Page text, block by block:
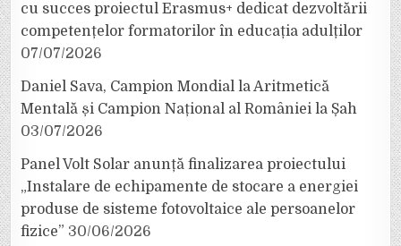
cu succes proiectul Erasmus+ dedicat dezvoltării
competențelor formatorilor în educația adulților
07/07/2026
Daniel Sava, Campion Mondial la Aritmetică
Mentală și Campion Național al României la Șah
03/07/2026
Panel Volt Solar anunță finalizarea proiectului
„Instalare de echipamente de stocare a energiei
produse de sisteme fotovoltaice ale persoanelor
fizice” 30/06/2026